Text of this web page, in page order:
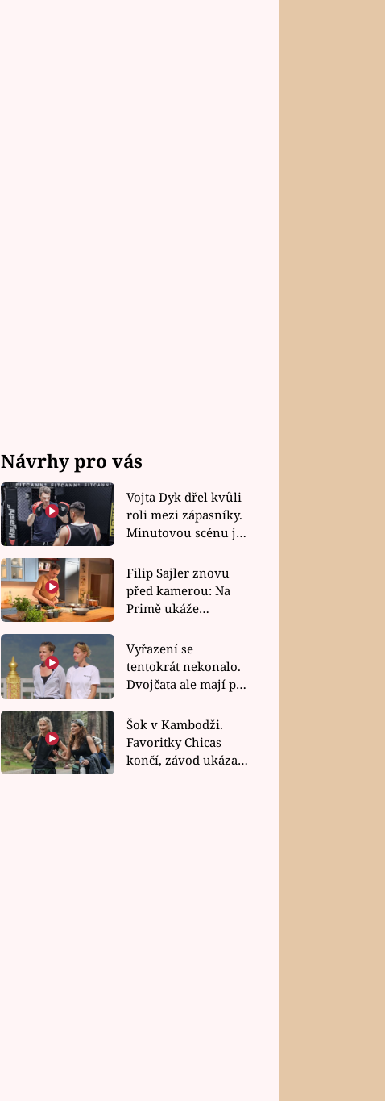
Návrhy pro vás
Vojta Dyk dřel kvůli
roli mezi zápasníky.
Minutovou scénu jel
Filip Sajler znovu
před kamerou: Na
Primě ukáže
rychlé recepty
Vyřazení se
tentokrát nekonalo.
Dvojčata ale mají po
závodu nůž na krku
Šok v Kambodži.
Favoritky Chicas
končí, závod ukázal